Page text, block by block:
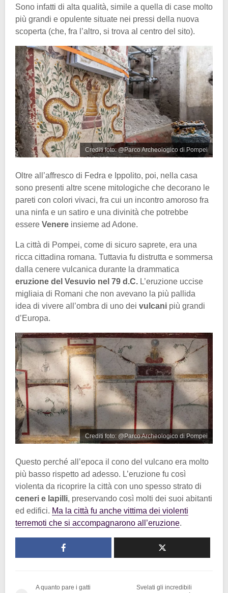
Sono infatti di alta qualità, simile a quella di case molto
più grandi e opulente situate nei pressi della nuova
scoperta (che, fra l’altro, si trova al centro del sito).
Crediti foto: @Parco Archeologico di Pompei
Oltre all’affresco di Fedra e Ippolito, poi, nella casa
sono presenti altre scene mitologiche che decorano le
pareti con colori vivaci, fra cui un incontro amoroso fra
una ninfa e un satiro e una divinità che potrebbe
essere Venere insieme ad Adone.
La città di Pompei, come di sicuro saprete, era una
ricca cittadina romana. Tuttavia fu distrutta e sommersa
dalla cenere vulcanica durante la drammatica
eruzione del Vesuvio nel 79 d.C. L’eruzione uccise
migliaia di Romani che non avevano la più pallida
idea di vivere all’ombra di uno dei vulcani più grandi
d’Europa.
Crediti foto: @Parco Archeologico di Pompei
Questo perché all’epoca il cono del vulcano era molto
più basso rispetto ad adesso. L’eruzione fu così
violenta da ricoprire la città con uno spesso strato di
ceneri e lapilli, preservando così molti dei suoi abitanti
ed edifici. Ma la città fu anche vittima dei violenti
terremoti che si accompagnarono all’eruzione.
A quanto pare i gatti
Svelati gli incredibili